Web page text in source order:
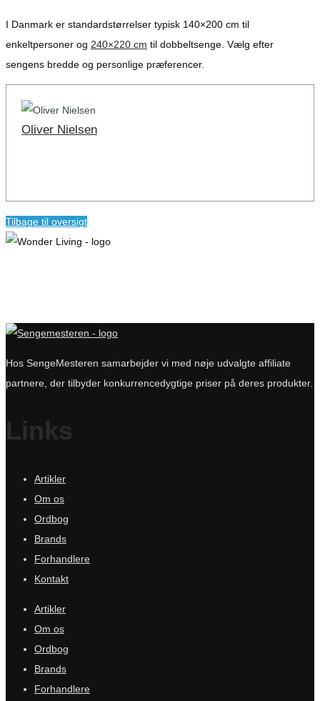
I Danmark er standardstørrelser typisk 140×200 cm til
enkeltpersoner og 240×220 cm til dobbeltsenge. Vælg efter
sengens bredde og personlige præferencer.
Oliver Nielsen
Tilbage til oversigt
Hos SengeMesteren samarbejder vi med nøje udvalgte affiliate
partnere, der tilbyder konkurrencedygtige priser på deres produkter.
Links
Artikler
Om os
Ordbog
Brands
Forhandlere
Kontakt
Artikler
Om os
Ordbog
Brands
Forhandlere